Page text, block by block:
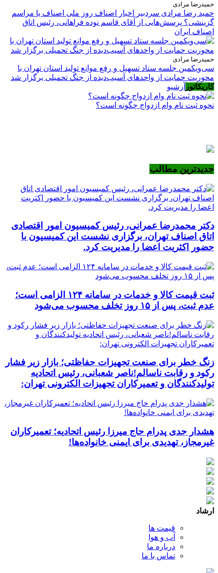
حمیدرضا مرادی
حمید رضا مرادی سردبیر اخبار اصناف روز ملی اصناف یا مراسم
گزینشی؟ پرسش‌هایی از آقای قاسم نوده فراهانی، رئیس اتاق
اصناف ایران
حمیدرضا مرادی
سی‌ویکمین جلسه ستاد تسهیل و رفع موانع تولید استان تهران با
محوریت حمایت از واحدهای آسیب‌دیده از جنگ تحمیلی برگزار شد
کاریکاتور آرشیو
نحوه ثبت نام وام ازدواج چگونه است؟
جدیدترین مطالب
دکتر محمدرضا عمرانی، رئیس کمیسیون امور اقتصادی
اتاق اصناف تهران، برگزاری نشست این کمیسیون با
حضور اکثریت اعضا را مدیریت کرد.
ثبت قیمت کالا و خدمات در سامانه ۱۲۴ الزامی است؛
عدم ثبت، پس از ۱۵ روز تخلف محسوب می‌شود
زنگ خطر برای صنعت تجهیزات حفاظتی؛ بازار زیر فشار
رکود و رقابت ناسالم!ناصر شعبانی، رئیس اتحادیه
تولیدکنندگان و تعمیرکاران تجهیزات الکترونی تهران:
هشدار جدی پدرام حاج میرزا رئیس اتحادیه؛ تعمیرکاران
غیرمجاز، تهدیدی برای ایمنی خانواده‌ها!
ارشاد
قیمت ها
آب و هوا
درباره ما
تماس با ما